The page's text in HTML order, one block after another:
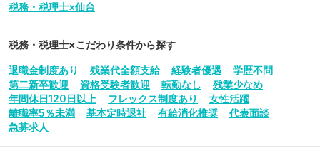
税務・税理士×仙台
税務・税理士×こだわり条件から探す
退職金制度あり 残業代全額支給 経験者優遇
学歴不問
第二新卒歓迎
資格受験者歓迎 転勤なし
残業少なめ
年間休日120日以上
フレックス制度あり
女性活躍
離職率5％未満
基本定時退社 有給消化推奨
代表面談
急募求人